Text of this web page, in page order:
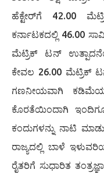
ಹೆಕ್ಟೇರ್‌ಗೆ 42.00
ಕರ್ನಾಟಕದಲ್ಲಿ 46.00
ಮೆಟ್ರಿಕ್ ಟನ್
ಕೇವಲ 26.00 ಮೆಟ್ರಿಕ್
ಗಣನೀಯವಾಗಿ
ಕೊರತೆಯಿಂದಾಗಿ
ಕಂದುಗಳನ್ನು ನಾಟಿ
ರಾಜ್ಯದಲ್ಲಿ ಬಾಳೆ
ರೈತರಿಗೆ ಸುಧಾರಿತ